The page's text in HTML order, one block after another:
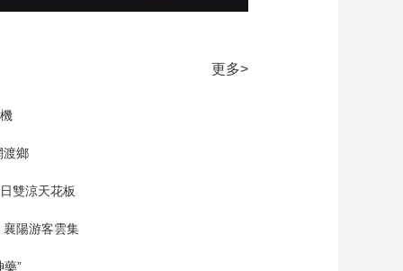
更多>
渡鄉
雙涼天花板
陽游客雲集
藥”